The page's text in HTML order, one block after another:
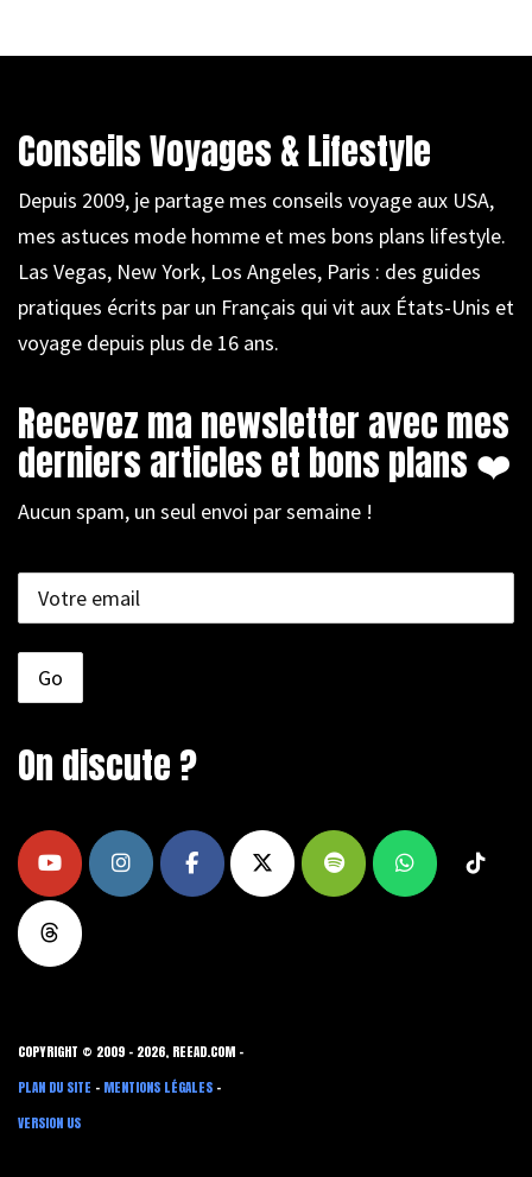
Conseils Voyages & Lifestyle
Depuis 2009, je partage mes conseils voyage aux USA,
mes astuces mode homme et mes bons plans lifestyle.
Las Vegas, New York, Los Angeles, Paris : des guides
pratiques écrits par un Français qui vit aux États-Unis et
voyage depuis plus de 16 ans.
Recevez ma newsletter avec mes
derniers articles et bons plans ❤️
Aucun spam, un seul envoi par semaine !
On discute ?
COPYRIGHT © 2009 - 2026, REEAD.COM -
PLAN DU SITE - MENTIONS LÉGALES -
VERSION US